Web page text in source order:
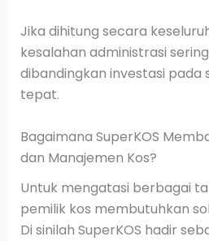
Jika dihitung secara
kesalahan administrasi
dibandingkan investasi pada
tepat.
Bagaimana SuperKOS
dan Manajemen Kos?
Untuk mengatasi berbagai
pemilik kos membutuhkan
Di sinilah SuperKOS hadir